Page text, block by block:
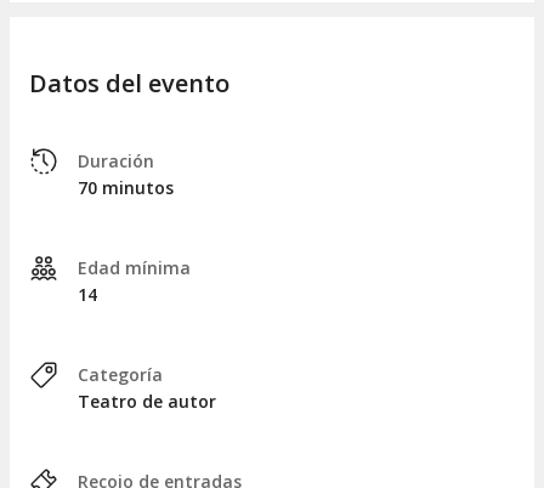
Datos del evento
Duración
70 minutos
Edad mínima
14
Categoría
Teatro de autor
Recojo de entradas